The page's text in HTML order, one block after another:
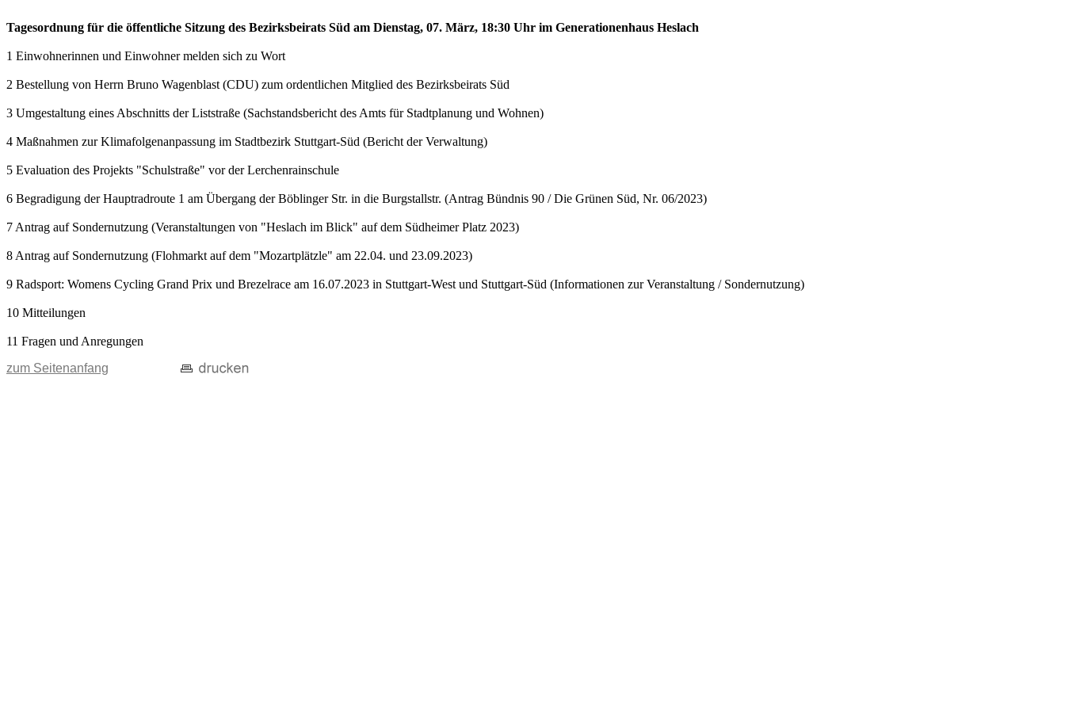
Tagesordnung für die öffentliche Sitzung des Bezirksbeirats Süd am Dienstag, 07. März, 18:30 Uhr im Generationenhaus Heslach
1 Einwohnerinnen und Einwohner melden sich zu Wort
2 Bestellung von Herrn Bruno Wagenblast (CDU) zum ordentlichen Mitglied des Bezirksbeirats Süd
3 Umgestaltung eines Abschnitts der Liststraße (Sachstandsbericht des Amts für Stadtplanung und Wohnen)
4 Maßnahmen zur Klimafolgenanpassung im Stadtbezirk Stuttgart-Süd (Bericht der Verwaltung)
5 Evaluation des Projekts "Schulstraße" vor der Lerchenrainschule
6 Begradigung der Hauptradroute 1 am Übergang der Böblinger Str. in die Burgstallstr. (Antrag Bündnis 90 / Die Grünen Süd, Nr. 06/2023)
7 Antrag auf Sondernutzung (Veranstaltungen von "Heslach im Blick" auf dem Südheimer Platz 2023)
8 Antrag auf Sondernutzung (Flohmarkt auf dem "Mozartplätzle" am 22.04. und 23.09.2023)
9 Radsport: Womens Cycling Grand Prix und Brezelrace am 16.07.2023 in Stuttgart-West und Stuttgart-Süd (Informationen zur Veranstaltung / Sondernutzung)
10 Mitteilungen
11 Fragen und Anregungen
zum Seitenanfang